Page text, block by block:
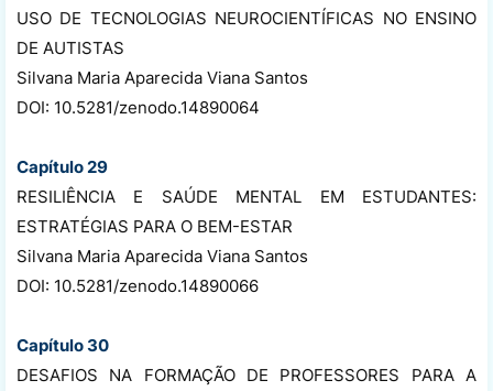
USO DE TECNOLOGIAS NEUROCIENTÍFICAS NO ENSINO
DE AUTISTAS
Silvana Maria Aparecida Viana Santos
DOI: 10.5281/zenodo.14890064
Capítulo 29
RESILIÊNCIA E SAÚDE MENTAL EM ESTUDANTES:
ESTRATÉGIAS PARA O BEM-ESTAR
Silvana Maria Aparecida Viana Santos
DOI: 10.5281/zenodo.14890066
Capítulo 30
DESAFIOS NA FORMAÇÃO DE PROFESSORES PARA A